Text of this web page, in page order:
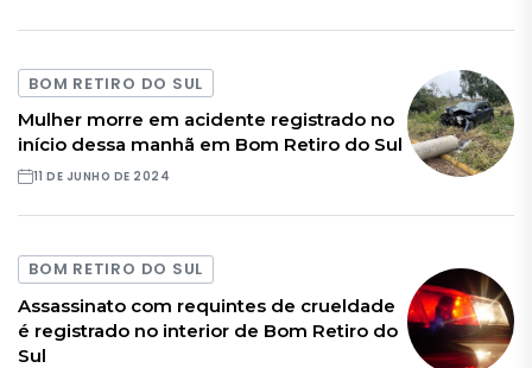
BOM RETIRO DO SUL
Mulher morre em acidente registrado no
início dessa manhã em Bom Retiro do Sul
11 DE JUNHO DE 2024
BOM RETIRO DO SUL
Assassinato com requintes de crueldade
é registrado no interior de Bom Retiro do
Sul